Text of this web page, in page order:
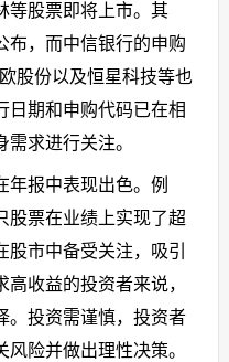
等股票即将上市。其
布，而中信银行的申购
股份以及恒星科技等也
日期和申购代码已在相
求进行关注。
年报中表现出色。例
股票在业绩上实现了超
市中备受关注，吸引
收益的投资者来说，
。投资需谨慎，投资者
险并做出理性决策。